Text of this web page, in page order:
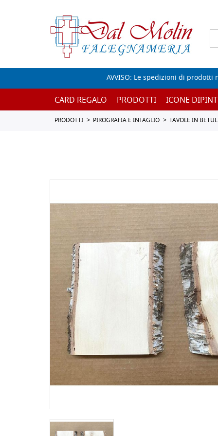
AVVISO: Le spedizioni di
CARD REGALO PRODOTTI ICONE
PRODOTTI PIROGRAFIA E INTAGLIO TAVOLE IN